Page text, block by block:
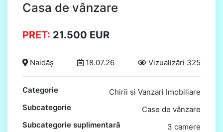
Casa de vânzare
PRET: 21.500 EUR
Naidăș 18.07.26 Vizualizări 325
Categorie
Chirii si Vanzari Imobiliare
Subcategorie
Case de vânzare
Subcategorie suplimentară
3 camere